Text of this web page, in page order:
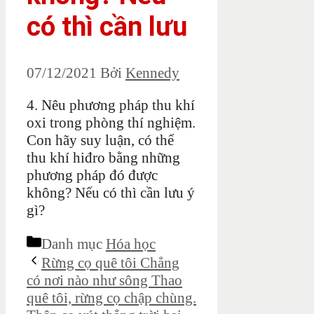
có thì cần lưu
07/12/2021 Bởi Kennedy
4. Nêu phương pháp thu khí
oxi trong phòng thí nghiệm.
Con hãy suy luận, có thể
thu khí hiđro bằng những
phương pháp đó được
không? Nếu có thì cần lưu ý
gì?
Danh mục Hóa học
Rừng cọ quê tôi Chẳng
có nơi nào như sông Thao
quê tôi, rừng cọ chập chùng.